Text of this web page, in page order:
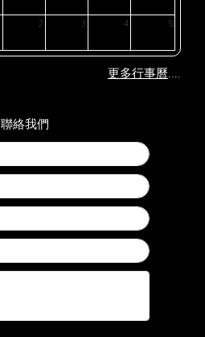
2 3 4 5
更多行事曆....
聯絡我們